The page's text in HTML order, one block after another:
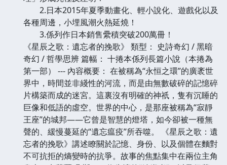
2.日本2015年夏季動畫化、輕小說化、遊戲化以及
各種周邊，小埋風潮火熱延燒！
3.係列作日本銷售纍積突破200萬冊！
《星辰之歌：遺忘者的挽歌》 類型： 史詩奇幻 / 黑暗
奇幻 / 哲學思辨 篇幅： 十捲本係列長篇小說（本捲為
第一部） --- 內容概要： 在被稱為“永恒之環”的廣袤世
界中，時間並非綫性的河流，而是由無數破碎的記憶碎
片構築而成的迷宮。這裏沒有明確的神祇，隻有沉睡的
巨像和低語的虛空。世界的中心，是那座被稱為“寂靜
王座”的城邦——它曾是智慧的燈塔，如今卻被一種無
聲的、緩慢蔓延的“遺忘瘟疫”所吞噬。 《星辰之歌：遺
忘者的挽歌》講述瞭關於記憶、身份、以及個體在麵對
不可抗拒的熵變時的抗爭。故事的焦點集中在兩位主角